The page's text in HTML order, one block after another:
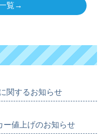
覧→
関するお知らせ
ー値上げのお知らせ